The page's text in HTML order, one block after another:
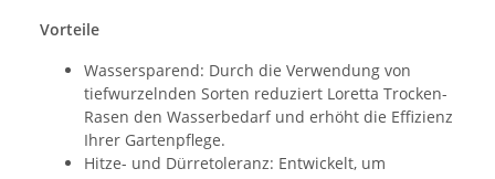
Vorteile
Wassersparend: Durch die Verwendung von
tiefwurzelnden Sorten reduziert Loretta Trocken-
Rasen den Wasserbedarf und erhöht die Effizienz
Ihrer Gartenpflege.
Hitze- und Dürretoleranz: Entwickelt, um